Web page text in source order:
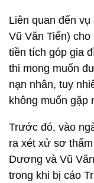
Liên quan đến
Vũ Văn Tiến)
tiền tích góp gia
thi mong muốn
nạn nhân, tuy
không muốn gặp
Trước đó, vào
ra xét xử sơ
Dương và Vũ
trong khi bị cáo